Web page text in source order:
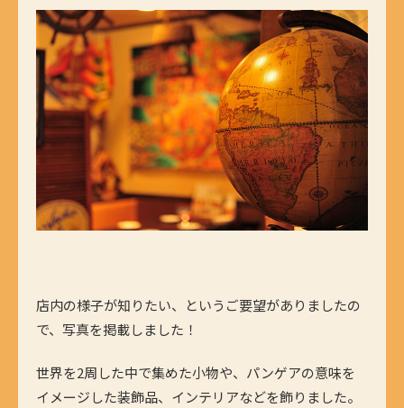
店内の様子が知りたい、というご要望がありましたの
で、写真を掲載しました！
世界を2周した中で集めた小物や、パンゲアの意味を
イメージした装飾品、インテリアなどを飾りました。